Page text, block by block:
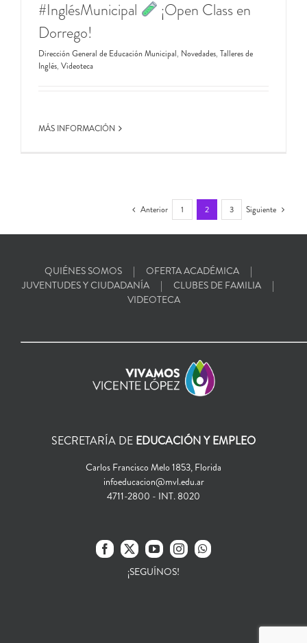
#InglésMunicipal
​ ¡Open Class en
Dorrego!
Dirección General de Educación Municipal, Novedades, Talleres de
Inglés, Videoteca
MÁS INFORMACIÓN
Anterior 1 2 3 Siguiente
QUIÉNES SOMOS
OFERTA ACADÉMICA
JUVENTUDES Y CIUDADANÍA
CLUBES DE FAMILIA
VIDEOTECA
SECRETARÍA DE EDUCACIÓN Y EMPLEO
Carlos Francisco Melo 1853, Florida
infoeducacion@mvl.edu.ar
4711-2800 - INT. 8020
¡SEGUÍNOS!